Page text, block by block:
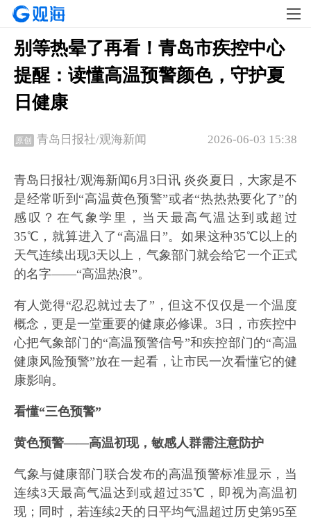
别等热晕了再看！青岛市疾控中心
提醒：读懂高温预警颜色，守护夏
日健康
原创 2026-06-03 15:38
青岛日报社/观海新闻
青岛日报社/观海新闻6月3日讯 炎炎夏日，大家是不
是经常听到“高温黄色预警”或者“热热热要化了”的
感叹？在气象学里，当天最高气温达到或超过
35℃，就算进入了“高温日”。如果这种35℃以上的
天气连续出现3天以上，气象部门就会给它一个正式
的名字——“高温热浪”。
有人觉得“忍忍就过去了”，但这不仅仅是一个温度
概念，更是一堂重要的健康必修课。3日，市疾控中
心把气象部门的“高温预警信号”和疾控部门的“高温
健康风险预警”放在一起看，让市民一次看懂它的健
康影响。
看懂“三色预警”
黄色预警——高温初现，敏感人群需注意防护
气象与健康部门联合发布的高温预警标准显示，当
连续3天最高气温达到或超过35℃，即视为高温初
现；同时，若连续2天的日平均气温超过历史第95至